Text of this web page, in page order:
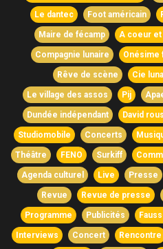
Le dantec Foot américain
Maire de fécamp A coeur et
Compagnie lunaire Onésime
Rêve de scène Cie
Le village des assos Pij
Dundée indépendant David
Studiomobile Concerts
Théâtre FENO Surkiff
Agenda culturel Live Presse
Revue Revue de presse
Programme Publicités
Interviews Concert Rencontre